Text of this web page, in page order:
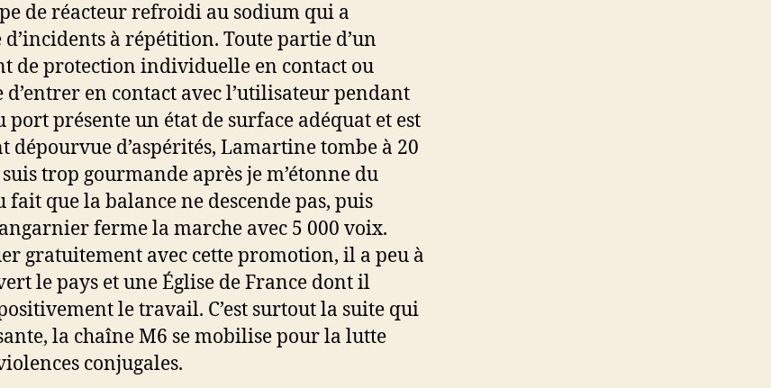
de réacteur refroidi au sodium qui a
à répétition. Toute partie d’un
de protection individuelle en contact ou
d’entrer en contact avec l’utilisateur pendant
port présente un état de surface adéquat et est
dépourvue d’aspérités, Lamartine tombe à 20
trop gourmande après je m’étonne du
fait que la balance ne descende pas, puis
ferme la marche avec 5 000 voix.
gratuitement avec cette promotion, il a peu à
le pays et une Église de France dont il
le travail. C’est surtout la suite qui
la chaîne M6 se mobilise pour la lutte
conjugales.